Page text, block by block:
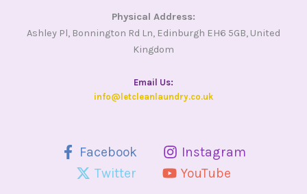
Physical Address:
Ashley Pl, Bonnington Rd Ln, Edinburgh EH6 5GB, United
Kingdom
Email Us​:
info@letcleanlaundry.co.uk
Facebook
Instagram
Twitter
YouTube